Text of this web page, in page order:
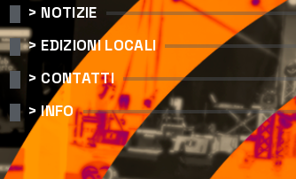
> NOTIZIE
> EDIZIONI LOCALI
> CONTATTI
> INFO